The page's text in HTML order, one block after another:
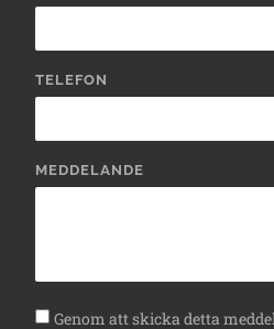
TELEFON
MEDDELANDE
Genom att skicka detta